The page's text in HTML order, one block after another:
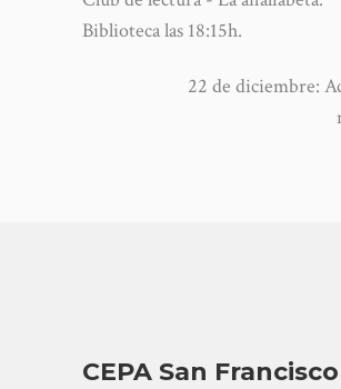
Biblioteca las 18:15h.
22 de diciembre:
CEPA San Francisco